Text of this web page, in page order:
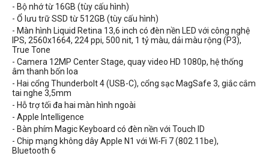
- Bộ nhớ từ 16GB (tùy cấu hình)
- Ổ lưu trữ SSD từ 512GB (tùy cấu hình)
- Màn hình Liquid Retina 13,6 inch có đèn nền LED với công nghệ
IPS, 2560x1664, 224 ppi, 500 nit, 1 tỷ màu, dải màu rộng (P3),
True Tone
- Camera 12MP Center Stage, quay video HD 1080p, hệ thống
âm thanh bốn loa
- Hai cổng Thunderbolt 4 (USB-C), cổng sạc MagSafe 3, giắc cắm
tai nghe 3,5mm
- Hỗ trợ tối đa hai màn hình ngoài
- Apple Intelligence
- Bàn phím Magic Keyboard có đèn nền với Touch ID
- Chip mạng không dây Apple N1 với Wi-Fi 7 (802.11be),
Bluetooth 6